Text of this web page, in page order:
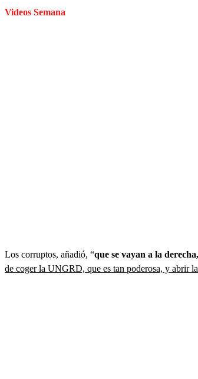
Videos Semana
Los corruptos, añadió, “que se vayan a la
de coger la UNGRD, que es tan poderosa, y abrir